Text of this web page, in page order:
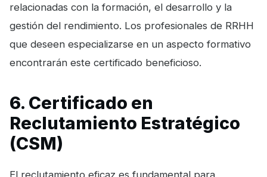
relacionadas con la formación, el desarrollo y la
gestión del rendimiento. Los profesionales de RRHH
que deseen especializarse en un aspecto formativo
encontrarán este certificado beneficioso.
6. Certificado en
Reclutamiento Estratégico
(CSM)